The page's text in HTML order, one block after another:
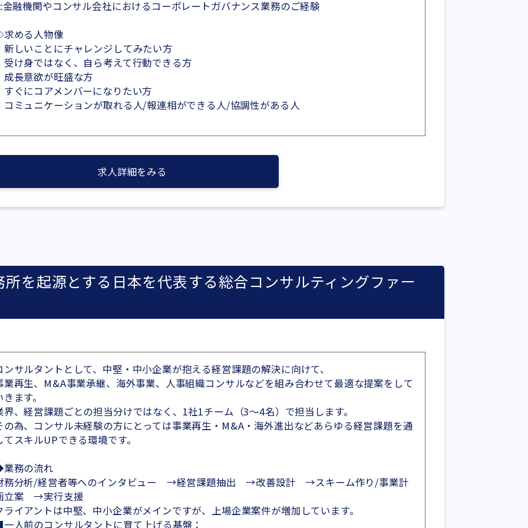
融機関やコンサル会社におけるコーポレートガバナンス業務のご経験
める人物像
新しいことにチャレンジしてみたい方
受け身ではなく、自ら考えて行動できる方
成長意欲が旺盛な方
すぐにコアメンバーになりたい方
コミュニケーションが取れる人/報連相ができる人/協調性がある人
求人詳細をみる
を起源とする日本を代表する総合コンサルティングファー
ンサルタントとして、中堅・中小企業が抱える経営課題の解決に向けて、
業再生、M&A事業承継、海外事業、人事組織コンサルなどを組み合わせて最適な提案をして
きます。
界、経営課題ごとの担当分けではなく、1社1チーム（3～4名）で担当します。
の為、コンサル未経験の方にとっては事業再生・M&A・海外進出などあらゆる経営課題を通
てスキルUPできる環境です。
務の流れ
務分析/経営者等へのインタビュー →経営課題抽出 →改善設計 →スキーム作り/事業計
立案 →実行支援
ライアントは中堅、中小企業がメインですが、上場企業案件が増加しています。
人前のコンサルタントに育て上げる基盤：